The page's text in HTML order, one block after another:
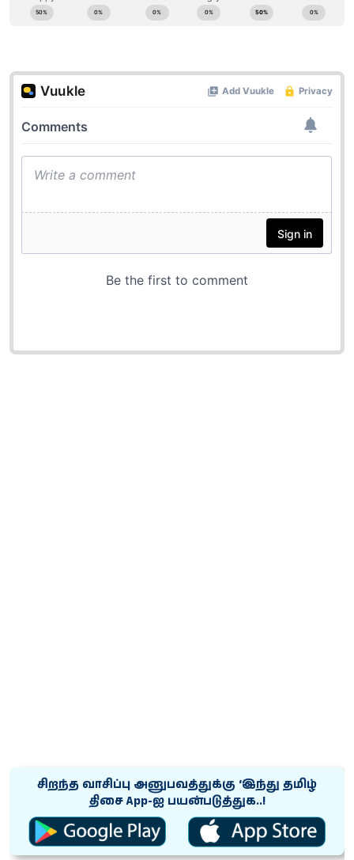
சிறந்த வாசிப்பு அனுபவத்துக்கு ‘இந்து தமிழ்
திசை App-ஐ பயன்படுத்துக..!